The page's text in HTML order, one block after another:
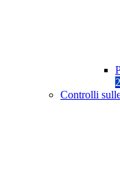
Controlli